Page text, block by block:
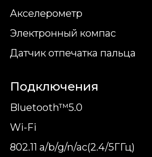
Акселерометр
Электронный компас
Датчик отпечатка пальца
Подключения
Bluetooth™5.0
Wi-Fi
802.11 a/b/g/n/ac(2.4/5ГГц)